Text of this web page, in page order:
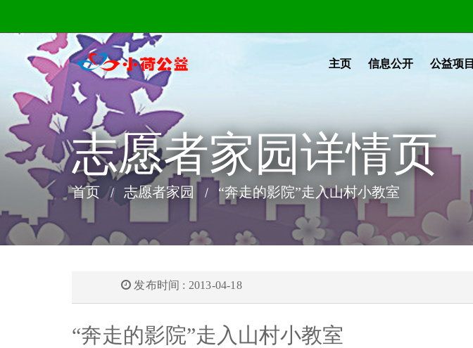
主页 信息公开 公益项目
志愿者家园详情页
首页 志愿者家园 “奔走的影院”走入山村小教室
发布时间 : 2013-04-18
“奔走的影院”走入山村小教室